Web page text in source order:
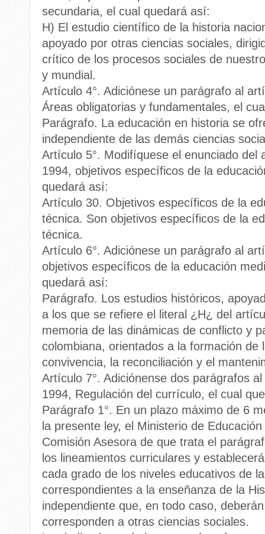
secundaria, el cual quedará así:
H) El estudio científico de la historia
apoyado por otras ciencias sociales,
crítico de los procesos sociales de
y mundial.
Artículo 4°. Adiciónese un parágrafo al
Áreas obligatorias y fundamentales, el
Parágrafo. La educación en historia se
independiente de las demás ciencias
Artículo 5°. Modifíquese el enunciado del
1994, objetivos específicos de la
quedará así:
Artículo 30. Objetivos específicos de la
técnica. Son objetivos específicos de la
técnica.
Artículo 6°. Adiciónese un parágrafo al
objetivos específicos de la educación
quedará así:
Parágrafo. Los estudios históricos,
a los que se refiere el literal ¿H¿ del
memoria de las dinámicas de conflicto y
colombiana, orientados a la formación de
convivencia, la reconciliación y el
Artículo 7°. Adiciónense dos parágrafos
1994, Regulación del currículo, el cual
Parágrafo 1°. En un plazo máximo de 6
la presente ley, el Ministerio de
Comisión Asesora de que trata el
los lineamientos curriculares y
cada grado de los niveles educativos de
correspondientes a la enseñanza de la
independiente que, en todo caso,
corresponden a otras ciencias sociales.